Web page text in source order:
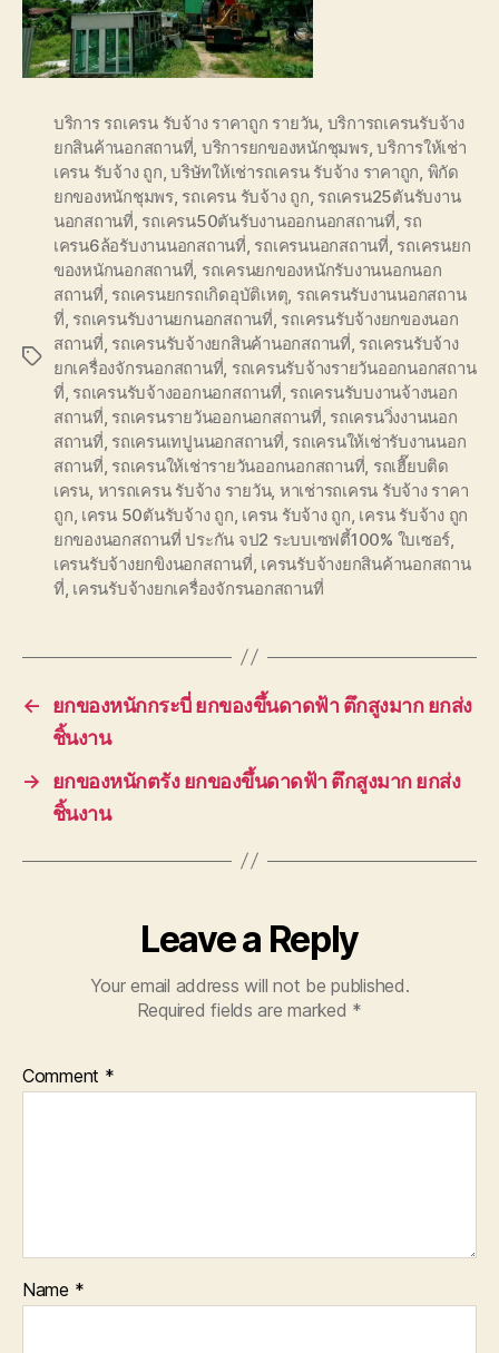
Tags
บริการ รถเครน รับจ้าง ราคาถูก รายวัน บริการถเครนรับจ้าง
ยกสินค้านอกสถานที่ บริการยกของหนักชุมพร,บริการให้เช่า
เครน รับจ้าง ถูก ,บริษัทให้เช่ารถเครน รับจ้าง ราคาถูก พิกัด
ยกของหนักชุมพร, รถเครน รับจ้าง ถูก รถเครน25ตันรับงาน
นอกสถานที่ รถเครน50ตันรับงานออกนอกสถานที่ รถ
เครน6ล้อรับงานนอกสถานที่ รถเครนนอกสถานที่ รถเครนยก
ของหนักนอกสถานที่ รถเครนยกของหนักรับงานนอกนอก
สถานที่ รถเครนยกรถเกิดอุบัติเหตุ รถเครนรับงานนอกสถาน
ที่ รถเครนรับงานยกนอกสถานที่ รถเครนรับจ้างยกของนอก
สถานที่ รถเครนรับจ้างยกสินค้านอกสถานที่ รถเครนรับจ้าง
ยกเครื่องจักรนอกสถานที่ รถเครนรับจ้างรายวันออกนอกสถาน
ที่ รถเครนรับจ้างออกนอกสถานที่ รถเครนรับบงานจ้างนอก
สถานที่ รถเครนรายวันออกนอกสถานที่ รถเครนวิ่งงานนอก
สถานที่ รถเครนเทปูนนอกสถานที่ รถเครนให้เช่ารับงานนอก
สถานที่ รถเครนให้เช่ารายวันออกนอกสถานที่ รถเฮี๊ยบติด
เครน หารถเครน รับจ้าง รายวัน, หาเช่ารถเครน รับจ้าง ราคา
ถูก เครน 50ตันรับจ้าง ถูก เครน รับจ้าง ถูก เครน รับจ้าง ถูก
ยกของนอกสถานที่ ประกัน จป2 ระบบเซฟตี้100% ใบเซอร์
เครนรับจ้างยกขิงนอกสถานที่ เครนรับจ้างยกสินค้านอกสถาน
ที่ เครนรับจ้างยกเครื่องจักรนอกสถานที่
←
ยกของหนักกระบี่ ยกของขึ้นดาดฟ้า ตึกสูงมาก ยกส่ง
ชิ้นงาน
→
ยกของหนักตรัง ยกของขึ้นดาดฟ้า ตึกสูงมาก ยกส่ง
ชิ้นงาน
Leave a Reply
Your email address will not be published.
Required fields are marked *
Comment *
Name *